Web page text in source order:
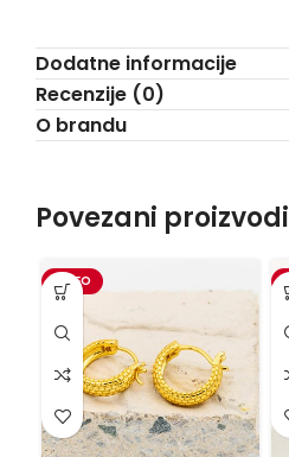
Dodatne informacije
Recenzije (0)
O brandu
Povezani proizvodi
VIDEO